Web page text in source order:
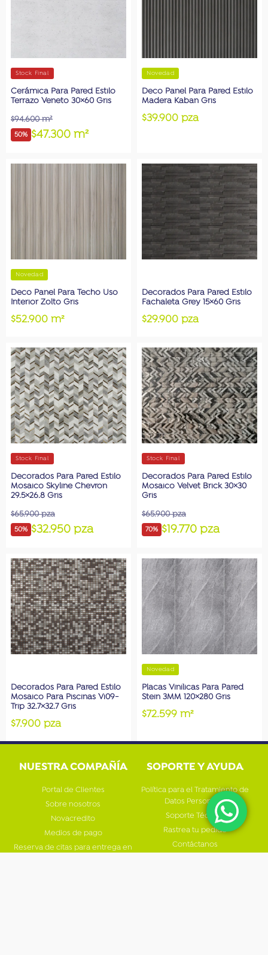
Stock Final
Cerámica Para Pared Estilo
Terrazo Veneto 30×60 Gris
$94.600 m²
50% $47.300 m²
Novedad
Deco Panel Para Pared Estilo
Madera Kaban Gris
$39.900 pza
Novedad
Deco Panel Para Techo Uso
Interior Zolto Gris
$52.900 m²
Decorados Para Pared Estilo
Fachaleta Grey 15×60 Gris
$29.900 pza
Stock Final
Decorados Para Pared Estilo
Mosaico Skyline Chevron
29.5×26.8 Gris
$65.900 pza
50% $32.950 pza
Stock Final
Decorados Para Pared Estilo
Mosaico Velvet Brick 30×30
Gris
$65.900 pza
70% $19.770 pza
Decorados Para Pared Estilo
Mosaico Para Piscinas Vi09-
Trip 32.7×32.7 Gris
$7.900 pza
Novedad
Placas Vinílicas Para Pared
Stein 3MM 120×280 Gris
$72.599 m²
NUESTRA COMPAÑÍA
Portal de Clientes
Sobre nosotros
Novacredito
Medios de pago
Reserva de citas para entrega en
SOPORTE Y AYUDA
Política para el Tratamiento de
Datos Personales
Soporte Técnico
Rastrea tu pedido
Contáctanos